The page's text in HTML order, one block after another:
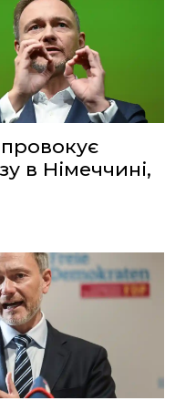
в Німеччині,